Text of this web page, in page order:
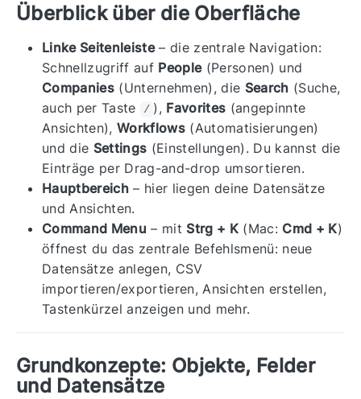
Überblick über die Oberfläche
Linke Seitenleiste– die zentrale Navigation:
Schnellzugriff auf People(Personen) und
Companies(Unternehmen), die Search (Suche,
auch per Taste
/ ), Favorites (angepinnte
Ansichten), Workflows(Automatisierungen)
und die Settings (Einstellungen). Du kannst die
Einträge per Drag-and-drop umsortieren.
Hauptbereich– hier liegen deine Datensätze
und Ansichten.
Command Menu – mitStrg + K(Mac: Cmd + K)
öffnest du das zentrale Befehlsmenü: neue
Datensätze anlegen, CSV
importieren/exportieren, Ansichten erstellen,
Tastenkürzel anzeigen und mehr.
Grundkonzepte: Objekte, Felder
und Datensätze